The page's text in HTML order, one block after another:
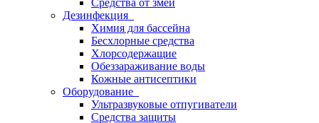
Средства от змей
Дезинфекция
Химия для бассейна
Бесхлорные средства
Хлорсодержащие
Обеззараживание воды
Кожные антисептики
Оборудование
Ультразвуковые отпугиватели
Средства защиты